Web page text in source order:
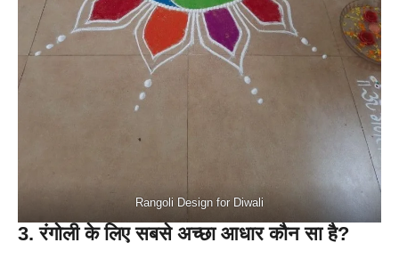
Rangoli Design for Diwali
3. रंगोली के लिए सबसे अच्छा आधार कौन सा है?